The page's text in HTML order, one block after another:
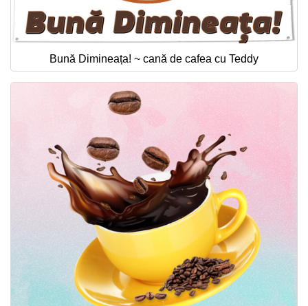
Bună Dimineața! ~ cană de cafea cu Teddy